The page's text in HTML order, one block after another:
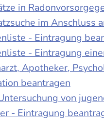
in
im Anschluss
- Eintragung
- Eintragung
Apotheker,
beantragen
von
- Eintragung